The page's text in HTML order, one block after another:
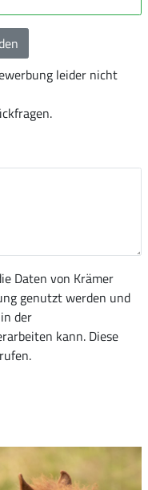
leider nicht
Daten von Krämer
genutzt werden und
der
kann. Diese